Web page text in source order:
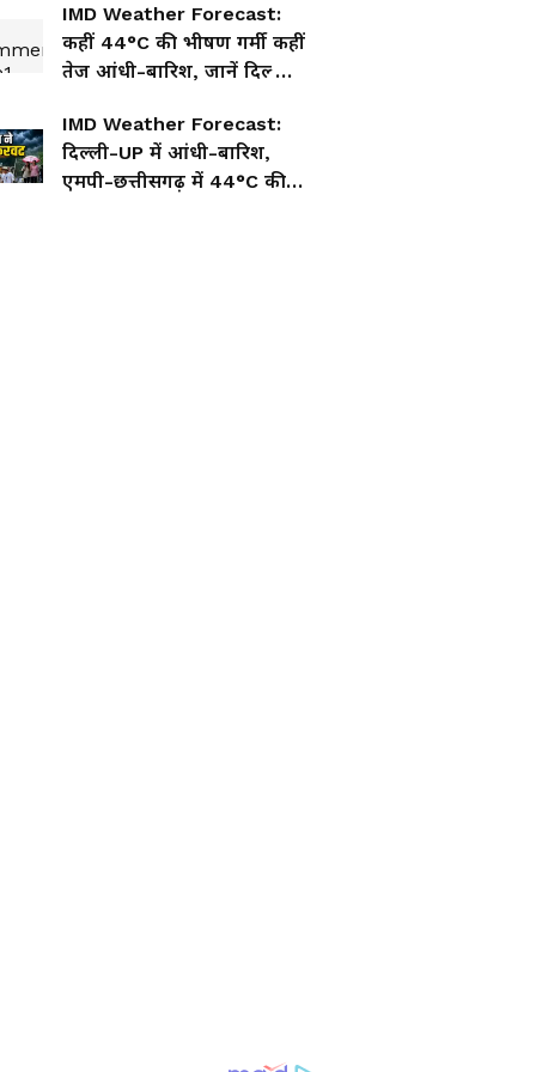
IMD Weather Forecast:
कहीं 44°C की भीषण गर्मी कहीं
तेज आंधी-बारिश, जानें दिल्ली-
मौसम का हाल
IMD Weather Forecast:
दिल्ली-UP में आंधी-बारिश,
एमपी-छत्तीसगढ़ में 44°C की